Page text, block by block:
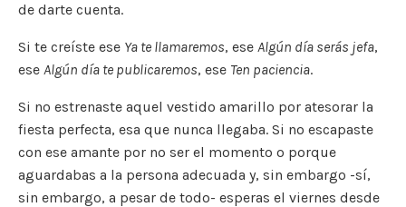
de darte cuenta.
Si te creíste ese Ya te llamaremos, ese Algún día serás jefa,
ese Algún día te publicaremos, ese Ten paciencia.
Si no estrenaste aquel vestido amarillo por atesorar la
fiesta perfecta, esa que nunca llegaba. Si no escapaste
con ese amante por no ser el momento o porque
aguardabas a la persona adecuada y, sin embargo -sí,
sin embargo, a pesar de todo- esperas el viernes desde